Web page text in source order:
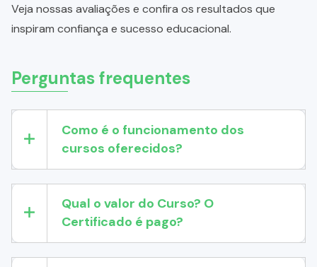
Veja nossas avaliações e confira os resultados que
inspiram confiança e sucesso educacional.
Perguntas frequentes
Como é o funcionamento dos
cursos oferecidos?
Qual o valor do Curso? O
Certificado é pago?